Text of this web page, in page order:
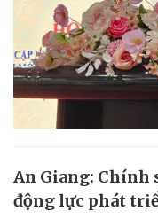
An Giang: Chính
động lực phát